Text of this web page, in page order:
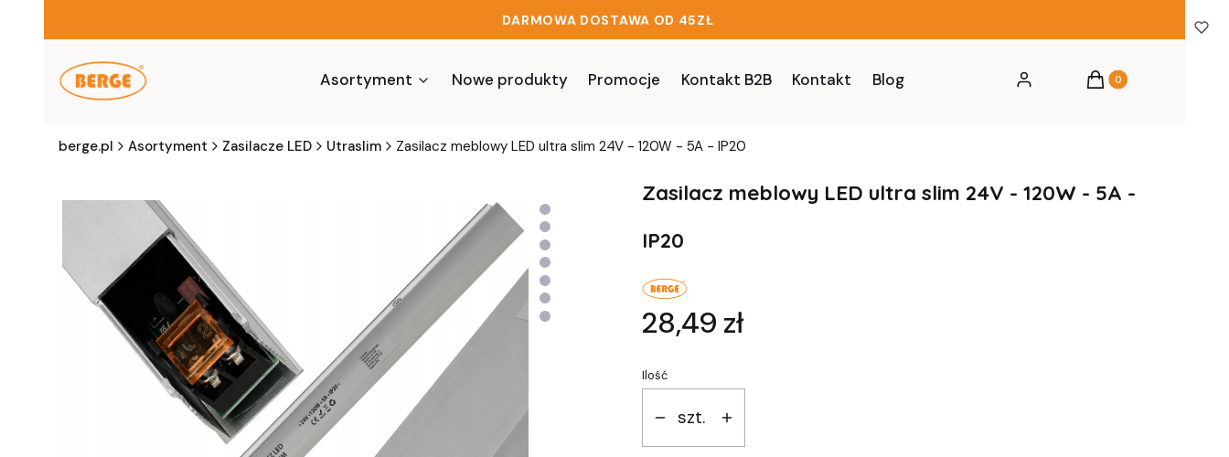
DARMOWA DOSTAWA OD 45ZŁ
Asortyment Nowe produkty Promocje Kontakt B2B Kontakt Blog Zaloguj się Produkty w koszyku:
Koszyk
berge.pl Asortyment Zasilacze LED Utraslim Zasilacz meblowy LED ultra slim 24V - 120W - 5A - IP20
Zasilacz meblowy LED ultra slim 24V - 120W - 5A -
IP20
Cena
28,49 zł
Ilość
szt.